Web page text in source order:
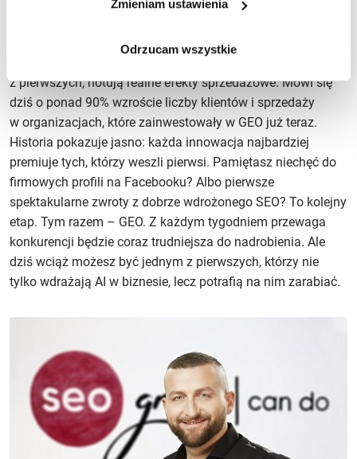
Zmieniam ustawienia
Odrzucam wszystkie
tam, gdzie realnie zapada decyzja zakupowa – w świecie
z pierwszych, notują realne efekty sprzedażowe. Mówi się
dziś o ponad 90% wzroście liczby klientów i sprzedaży
w organizacjach, które zainwestowały w GEO już teraz.
Historia pokazuje jasno: każda innowacja najbardziej
premiuje tych, którzy weszli pierwsi. Pamiętasz niechęć do
firmowych profili na Facebooku? Albo pierwsze
spektakularne zwroty z dobrze wdrożonego SEO? To kolejny
etap. Tym razem – GEO. Z każdym tygodniem przewaga
konkurencji będzie coraz trudniejsza do nadrobienia. Ale
dziś wciąż możesz być jednym z pierwszych, którzy nie
tylko wdrażają AI w biznesie, lecz potrafią na nim zarabiać.